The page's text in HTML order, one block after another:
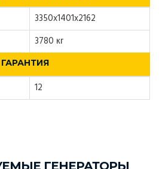
3350x1401x2162
3780 кг
ГАРАНТИЯ
12